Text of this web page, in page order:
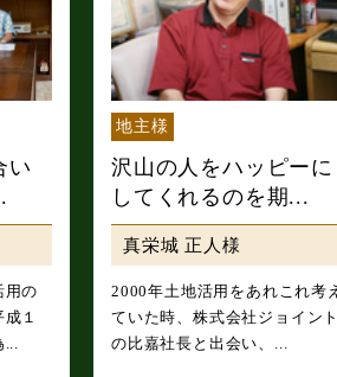
い
用の
１
地主様
沢山の人をハッピーに
してくれるのを期...
真栄城 正人様
2000年土地活用をあれこれ考え
ていた時、株式会社ジョイント
の比嘉社長と出会い、...